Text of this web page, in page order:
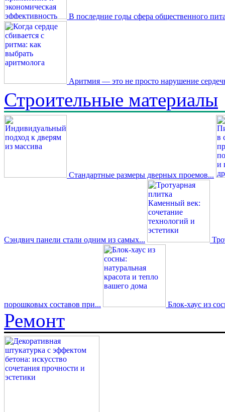
В последние годы сфера общественного
Аритмия — это не просто нарушение
Строительные материалы
Стандартные размеры дверных проемов...
Сэндвич панели стали одним из самых...
порошковых составов при... Блок-хаус из
Ремонт